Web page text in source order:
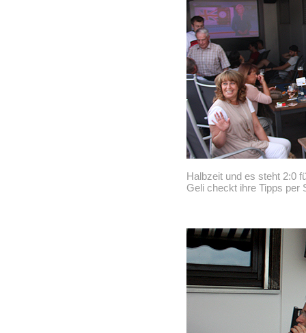
Halbzeit und es steht 2:0
Geli checkt ihre Tipps per